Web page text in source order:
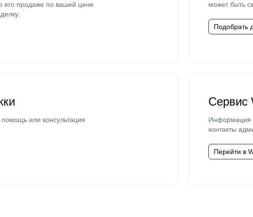
его продаже по вашей цене
может быть
Подобрать
или консультация
Сервис
Информация
контакты
Перейти в